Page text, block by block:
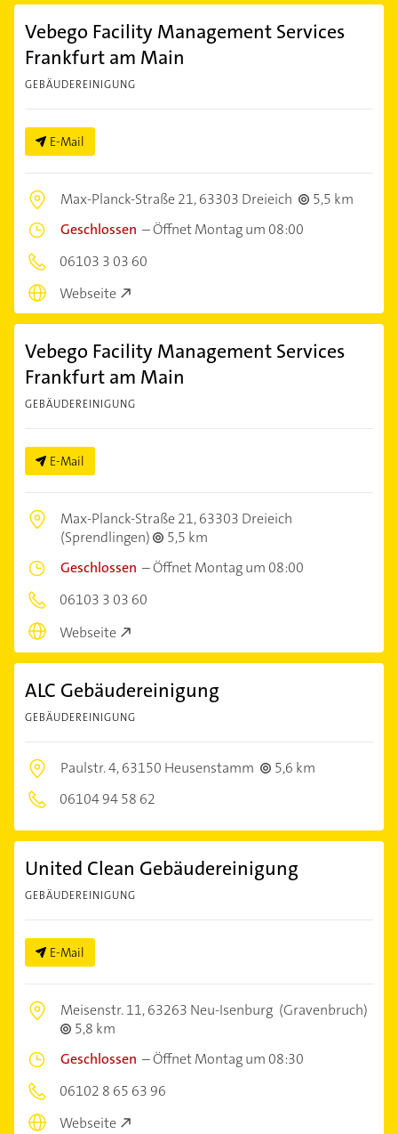
Vebego Facility Management Services
Frankfurt am Main
GEBÄUDEREINIGUNG
E-Mail
Max-Planck-Straße 21,63303 Dreieich
5,5 km
Geschlossen –Öffnet Montag um 08:00
06103 3 03 60
Webseite
Vebego Facility Management Services
Frankfurt am Main
GEBÄUDEREINIGUNG
E-Mail
Max-Planck-Straße 21,63303 Dreieich
(Sprendlingen)
5,5 km
Geschlossen –Öffnet Montag um 08:00
06103 3 03 60
Webseite
ALC Gebäudereinigung
GEBÄUDEREINIGUNG
Paulstr. 4,63150 Heusenstamm
5,6 km
06104 94 58 62
United Clean Gebäudereinigung
GEBÄUDEREINIGUNG
E-Mail
Meisenstr. 11,63263 Neu-Isenburg (Gravenbruch)
5,8 km
Geschlossen –Öffnet Montag um 08:30
06102 8 65 63 96
Webseite